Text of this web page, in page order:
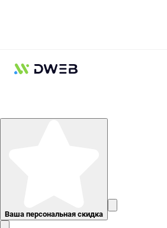
Ваша персональная скидка